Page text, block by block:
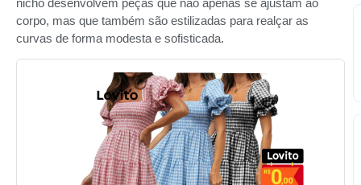
corpo, mas que também são estilizadas para realçar as
curvas de forma modesta e sofisticada.